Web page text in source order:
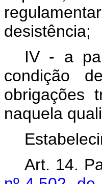
desistência;
IV - a
condição
obrigações
naquela
Art. 14.